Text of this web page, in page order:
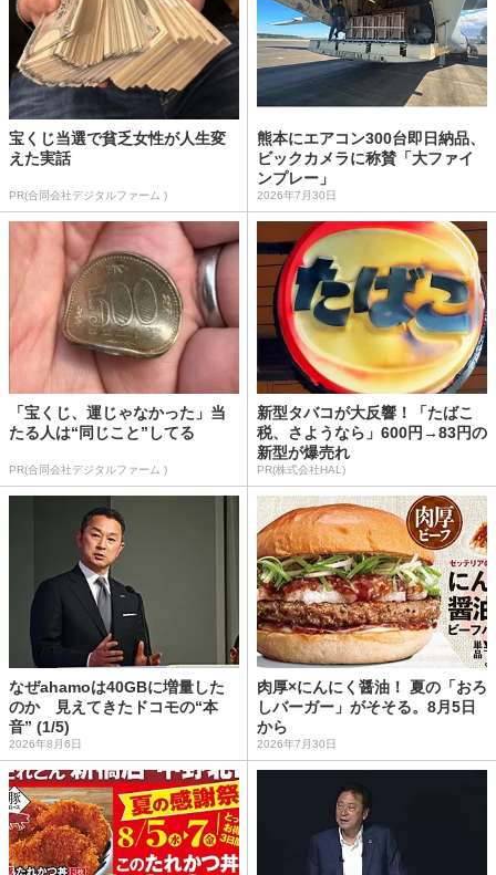
宝くじ当選で貧乏女性が人生変
えた実話
PR(合同会社デジタルファーム )
熊本にエアコン300台即日納品、
ビックカメラに称賛「大ファイ
ンプレー」
2026年7月30日
「宝くじ、運じゃなかった」当
たる人は“同じこと”してる
PR(合同会社デジタルファーム )
新型タバコが大反響！「たばこ
税、さようなら」600円→83円の
新型が爆売れ
PR(株式会社HAL)
なぜahamoは40GBに増量した
のか 見えてきたドコモの“本
音” (1/5)
2026年8月6日
肉厚×にんにく醤油！ 夏の「おろ
しバーガー」がそそる。8月5日
から
2026年7月30日